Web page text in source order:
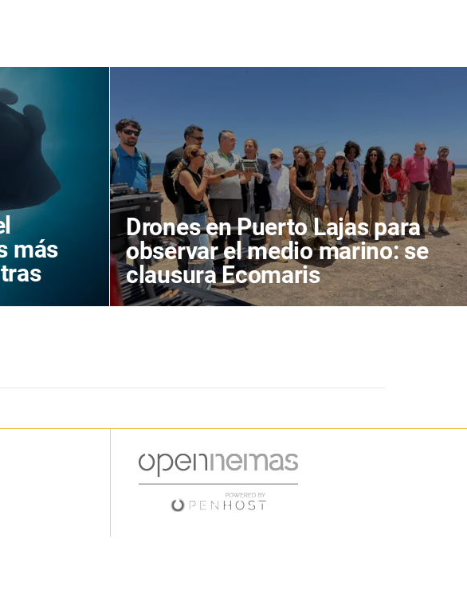
más
Drones en Puerto Lajas para
observar el medio marino: se
clausura Ecomaris